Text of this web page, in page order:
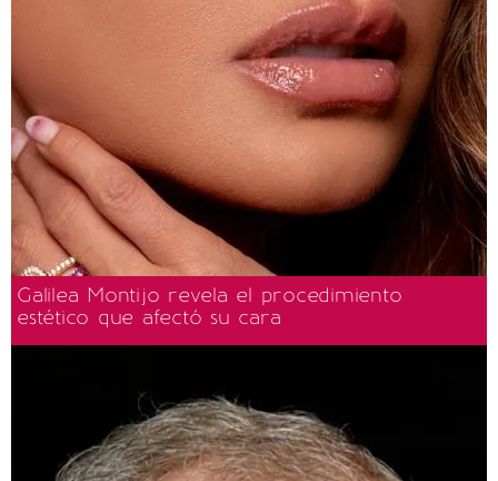
Galilea Montijo revela el procedimiento
estético que afectó su cara